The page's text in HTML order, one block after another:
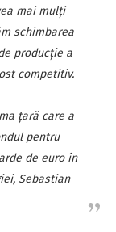
mai mulţi
schimbarea
producţie a
competitiv.
ţară care a
pentru
de euro în
Sebastian